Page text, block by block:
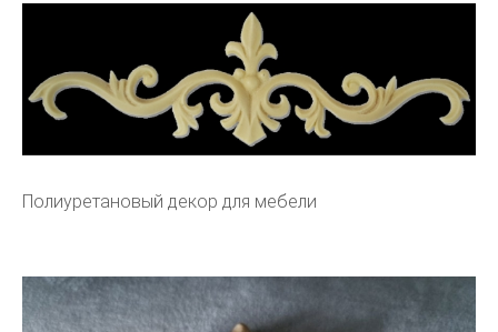
Полиуретановый декор для мебели